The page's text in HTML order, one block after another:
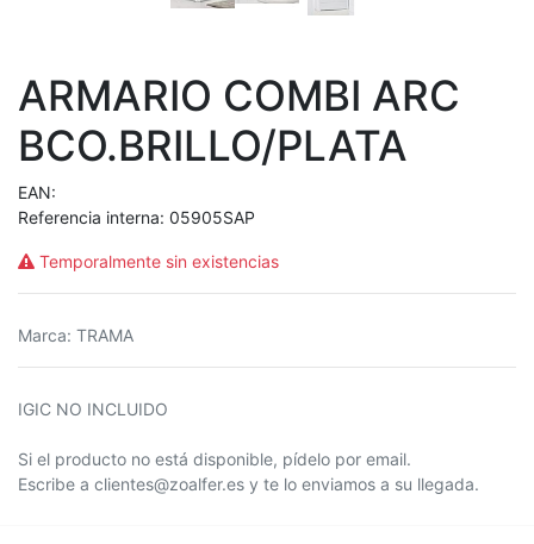
ARMARIO COMBI ARC
BCO.BRILLO/PLATA
EAN:
Referencia interna: 05905SAP
Temporalmente sin existencias
Marca: TRAMA
IGIC NO INCLUIDO
Si el producto no está disponible, pídelo por email.
Escribe a clientes@zoalfer.es y te lo enviamos a su llegada.